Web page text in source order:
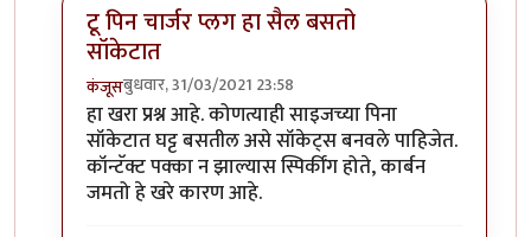
टू पिन चार्जर प्लग हा सैल बसतो
सॉकेटात
कंजूसबुधवार, 31/03/2021 23:58
In reply toमहत्वाचा निर्णय विचाराधीनby
हा खरा प्रश्न आहे. कोणत्याही साइजच्या पिना
सॉकेटात घट्ट बसतील असे सॉकेट्स बनवले पाहिजेत.
कॉन्टॅक्ट पक्का न झाल्यास स्पिर्कींग होते, कार्बन
जमतो हे खरे कारण आहे.